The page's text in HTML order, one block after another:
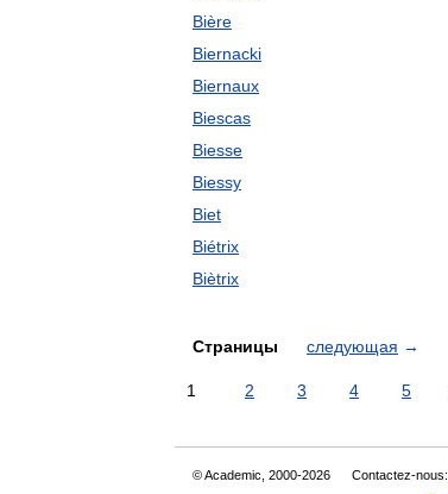
Bière
Biernacki
Biernaux
Biescas
Biesse
Biessy
Biet
Biétrix
Biètrix
Страницы следующая →
1 2 3 4 5
© Academic, 2000-2026 Contactez-nous: